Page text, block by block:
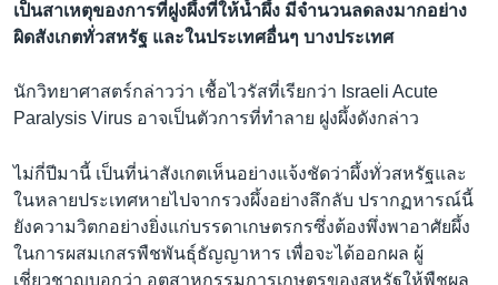
หลัก
ไป
ค้นหา
ธุรกิจ
สังคมและสุขภาพ
ตรวจสอบข่าว
เรียนรู้ภาษาอังกฤษ
พอดคาสต์
เป็นสาเหตุของการที่ฝูงผึ้งที่ให้น้ำผึ้ง มีจำนวนลดลงมากอย่าง
ผิดสังเกตทั่วสหรัฐ และในประเทศอื่นๆ บางประเทศ
นักวิทยาศาสตร์กล่าวว่า เชื้อไวรัสที่เรียกว่า Israeli Acute
Paralysis Virus อาจเป็นตัวการที่ทำลาย ฝูงผึ้งดังกล่าว
ไม่กี่ปีมานี้ เป็นที่น่าสังเกตเห็นอย่างแจ้งชัดว่าผึ้งทั่วสหรัฐและ
ในหลายประเทศหายไปจากรวงผึ้งอย่างลึกลับ ปรากฏหารณ์นี้
ยังความวิตกอย่างยิ่งแก่บรรดาเกษตรกรซึ่งต้องพึ่งพาอาศัยผึ้ง
ในการผสมเกสรพืชพันธุ์ธัญญาหาร เพื่อจะได้ออกผล ผู้
เชี่ยวชาญบอกว่า อุตสาหกรรมการเกษตรของสหรัฐให้พืชผล